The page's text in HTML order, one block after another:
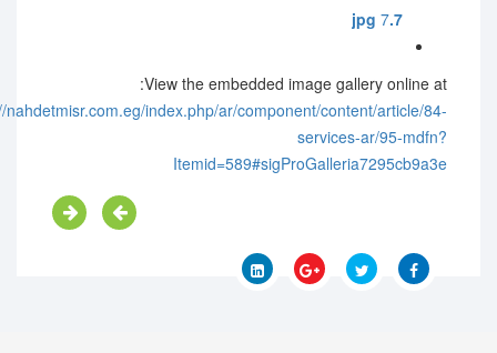
7.jpg
7
View the embedded image gallery online at:
nahdetmisr.com.eg/index.php/ar/component/content/article/84-
services-ar/95-mdfn?
Itemid=589#sigProGalleria7295cb9a3e